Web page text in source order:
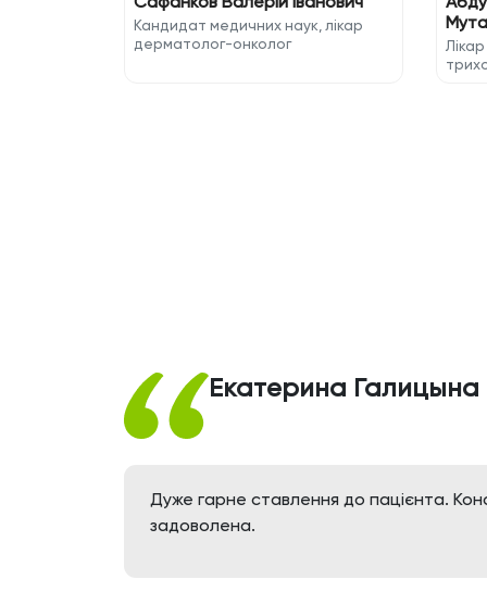
Кандидат медичних наук, лікар
дерматолог-онколог
Екатерина Галицына
Дуже гарне ставлення до пацієнта.
задоволена.